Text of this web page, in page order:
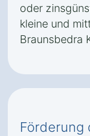
oder
kleine und
Braunsbedra
Förderung